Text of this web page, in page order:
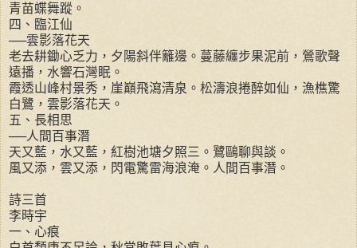
青苗蝶舞蹤。
四、臨江仙
──雲影落花天
老去耕鋤心乏力，夕陽斜伴籬邊。蔓藤纏步果泥前，鶯歌聲
遠播，水響石灣眠。
霞透山峰村景秀，崖巔飛瀉清泉。松濤浪捲醉如仙，漁樵驚
白鷺，雲影落花天。
五、長相思
──人間百事潛
天又藍，水又藍，紅樹池塘夕照三。鷺鷗聊與談。
風又添，雲又添，閃電驚雷海浪淹。人間百事潛。
詩三首
李時宇
一、心痕